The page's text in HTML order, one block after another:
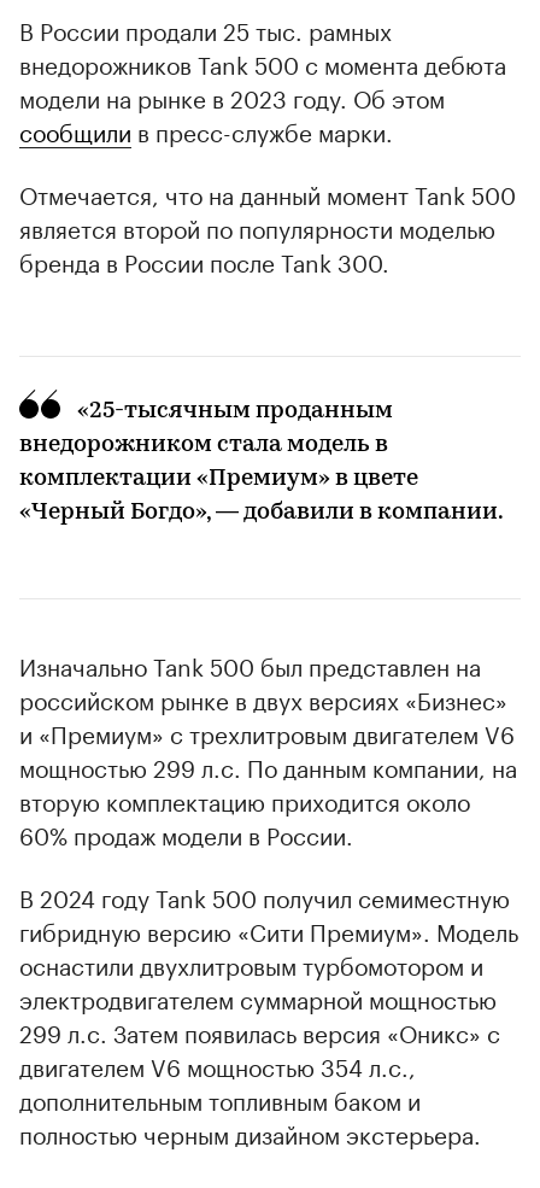
В России продали 25 тыс. рамных
внедорожников Tank 500 с момента дебюта
модели на рынке в 2023 году. Об этом
сообщили в пресс-службе марки.
Отмечается, что на данный момент Tank 500
является второй по популярности моделью
бренда в России после Tank 300.
«25-тысячным проданным
внедорожником стала модель в
комплектации «Премиум» в цвете
«Черный Богдо», — добавили в компании.
Изначально Tank 500 был представлен на
российском рынке в двух версиях «Бизнес»
и «Премиум» с трехлитровым двигателем V6
мощностью 299 л.с. По данным компании, на
вторую комплектацию приходится около
60% продаж модели в России.
В 2024 году Tank 500 получил семиместную
гибридную версию «Сити Премиум». Модель
оснастили двухлитровым турбомотором и
электродвигателем суммарной мощностью
299 л.с. Затем появилась версия «Оникс» с
двигателем V6 мощностью 354 л.с.,
дополнительным топливным баком и
полностью черным дизайном экстерьера.